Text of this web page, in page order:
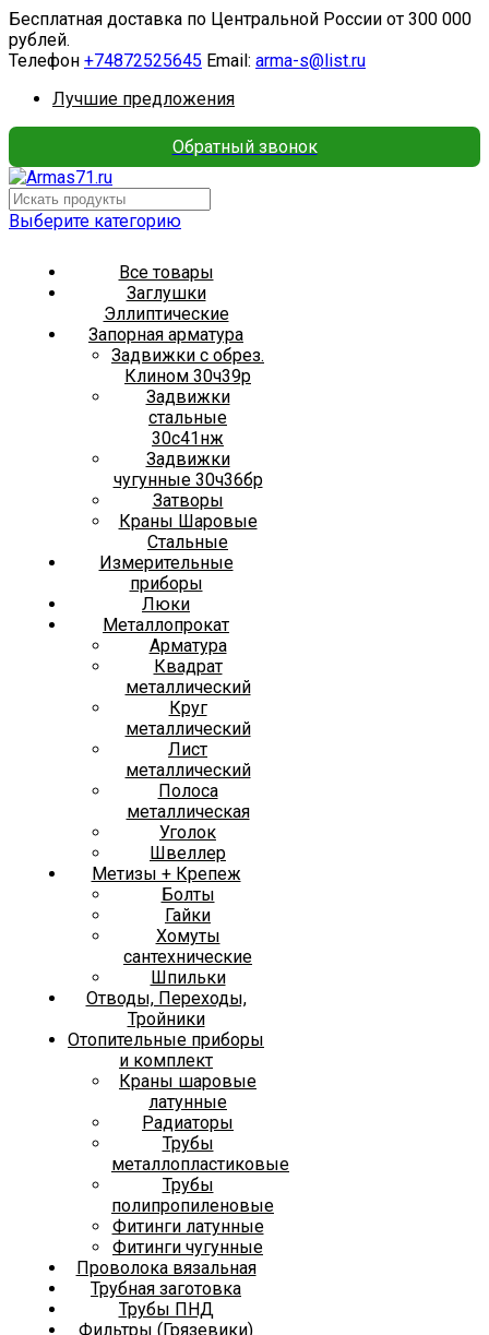
Бесплатная доставка по Центральной России от 300 000
рублей.
Телефон +74872525645 Email: arma-s@list.ru
Лучшие предложения
Обратный звонок
Выберите категорию
Все товары
Заглушки
Эллиптические
Запорная арматура
Задвижки с обрез.
Клином 30ч39р
Задвижки
стальные
30с41нж
Задвижки
чугунные 30ч36бр
Затворы
Краны Шаровые
Стальные
Измерительные
приборы
Люки
Металлопрокат
Арматура
Квадрат
металлический
Круг
металлический
Лист
металлический
Полоса
металлическая
Уголок
Швеллер
Метизы + Крепеж
Болты
Гайки
Хомуты
сантехнические
Шпильки
Отводы, Переходы,
Тройники
Отопительные приборы
и комплект
Краны шаровые
латунные
Радиаторы
Трубы
металлопластиковые
Трубы
полипропиленовые
Фитинги латунные
Фитинги чугунные
Проволока вязальная
Трубная заготовка
Трубы ПНД
Фильтры (Грязевики)